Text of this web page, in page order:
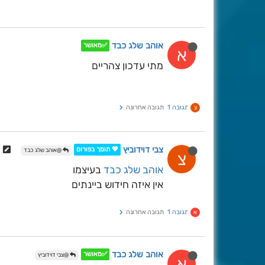
א אוהב שלג כבד ✅מאושר
מתי עדכון צהריים
צ תגובה 1 תגובה אחרונה
צ צבי דוידוביץ 💖 תומך בפורום @אוהב שלג כבד
אוהב שלג כבד בעיצמו
אין איזה חידוש ביינתים
א תגובה 1 תגובה אחרונה
אוהב שלג כבד ✅מאושר @צבי דוידוביץ